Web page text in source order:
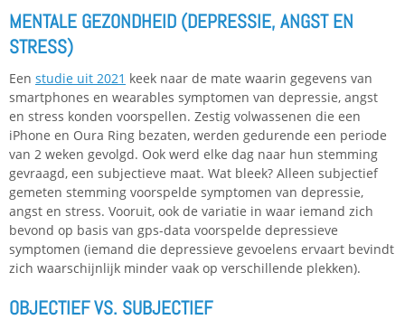
MENTALE GEZONDHEID (DEPRESSIE, ANGST EN
STRESS)
Een studie uit 2021 keek naar de mate waarin gegevens van
smartphones en wearables symptomen van depressie, angst
en stress konden voorspellen. Zestig volwassenen die een
iPhone en Oura Ring bezaten, werden gedurende een periode
van 2 weken gevolgd. Ook werd elke dag naar hun stemming
gevraagd, een subjectieve maat. Wat bleek? Alleen subjectief
gemeten stemming voorspelde symptomen van depressie,
angst en stress. Vooruit, ook de variatie in waar iemand zich
bevond op basis van gps-data voorspelde depressieve
symptomen (iemand die depressieve gevoelens ervaart bevindt
zich waarschijnlijk minder vaak op verschillende plekken).
OBJECTIEF VS. SUBJECTIEF